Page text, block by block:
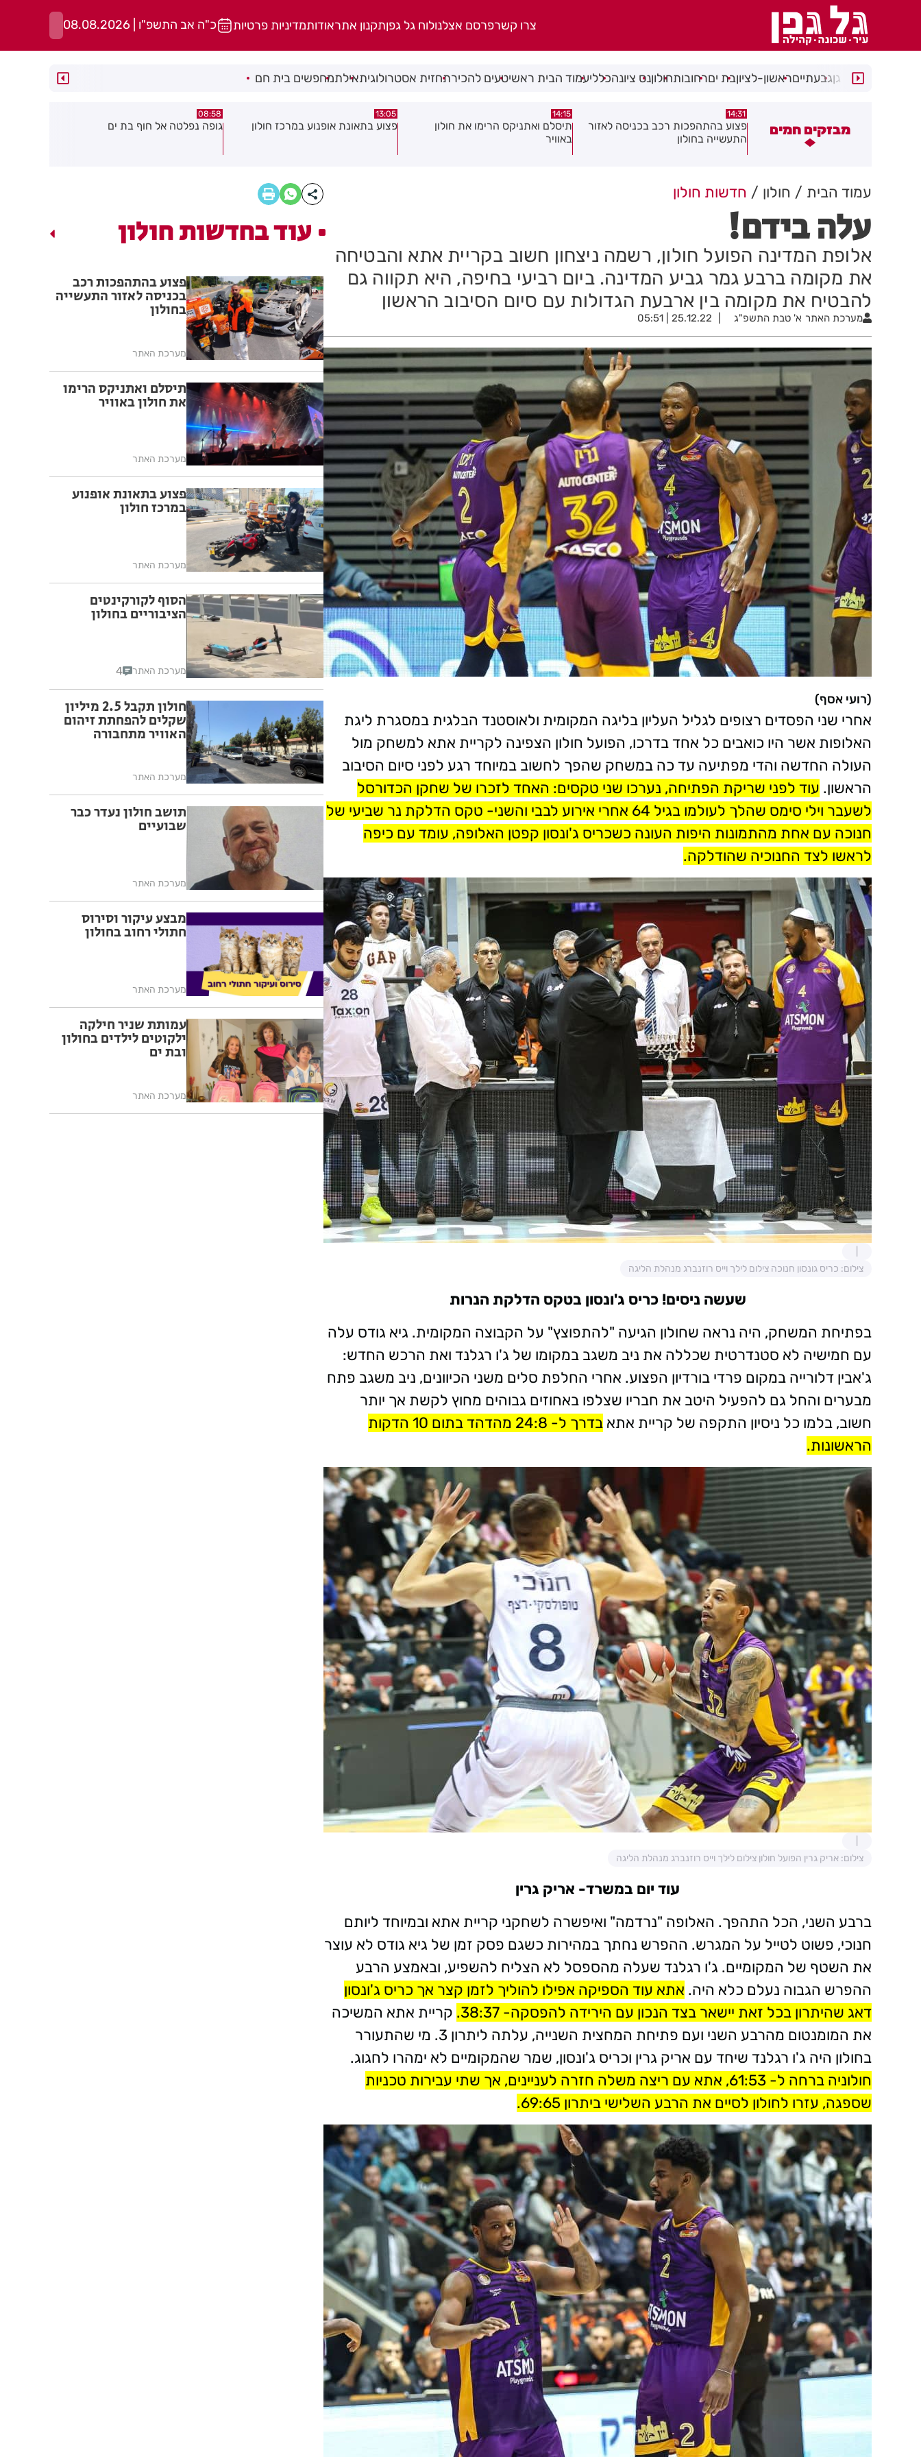
צרו קשרפרסם אצלנולוח גל גפןתקנון אתראודותמדיניות פרטיות כ"ה אב התשפ"ו | 08.08.2026
רמת גןגבעתייםראשון-לציוןבת יםרחובותחולוןנס ציונהכלליעמוד הבית ראשיטעים להכירתחזית אסטרולוגיתאילתמחפשים בית חם
מבזקים חמים
פצוע בהתהפכות רכב בכניסה לאזור
14:15
תיסלם ואתניקס הרימו את חולון
באוויר
13:05
פצוע בתאונת אופנוע במרכז חולון
08:58
גופה נפלטה אל חוף בת ים
08:29
חשד להצתה בשלושה מוקדים ברמת
עמוד הבית חולון חדשות חולון
עלה בידם!
אלופת המדינה הפועל חולון, רשמה ניצחון חשוב בקריית אתא והבטיחה
את מקומה ברבע גמר גביע המדינה. ביום רביעי בחיפה, היא תקווה גם
להבטיח את מקומה בין ארבעת הגדולות עם סיום הסיבוב הראשון
מערכת האתר א' טבת התשפ"ג 25.12.22 | 05:51
(רועי אסף)
אחרי שני הפסדים רצופים לגליל העליון בליגה המקומית ולאוסטנד הבלגית במסגרת ליגת
האלופות אשר היו כואבים כל אחד בדרכו, הפועל חולון הצפינה לקריית אתא למשחק מול
העולה החדשה והדי מפתיעה עד כה במשחק שהפך לחשוב במיוחד רגע לפני סיום הסיבוב
הראשון. עוד לפני שריקת הפתיחה, נערכו שני טקסים: האחד לזכרו של שחקן הכדורסל
לשעבר וילי סימס שהלך לעולמו בגיל 64 אחרי אירוע לבבי והשני- טקס הדלקת נר שביעי של
חנוכה עם אחת מהתמונות היפות העונה כשכריס ג'ונסון קפטן האלופה, עומד עם כיפה
לראשו לצד החנוכיה שהודלקה.
צילום: כריס גונסון חנוכה צילום לילך וייס רוזנברג מנהלת הליגה
שעשה ניסים! כריס ג'ונסון בטקס הדלקת הנרות
בפתיחת המשחק, היה נראה שחולון הגיעה "להתפוצץ" על הקבוצה המקומית. גיא גודס עלה
עם חמישיה לא סטנדרטית שכללה את ניב משגב במקומו של ג'ו רגלנד ואת הרכש החדש:
ג'אבין דלורייה במקום פרדי בורדיון הפצוע. אחרי החלפת סלים משני הכיוונים, ניב משגב פתח
מבערים והחל גם להפעיל היטב את חבריו שצלפו באחוזים גבוהים מחוץ לקשת אך יותר
חשוב, בלמו כל ניסיון התקפה של קריית אתא
בדרך ל- 24:8 מהדהד בתום 10 הדקות
הראשונות.
צילום: אריק גרין הפועל חולון צילום לילך וייס רוזנברג מנהלת הליגה
עוד יום במשרד- אריק גרין
ברבע השני, הכל התהפך. האלופה "נרדמה" ואיפשרה לשחקני קריית אתא ובמיוחד ליותם
חנוכי, פשוט לטייל על המגרש. ההפרש נחתך במהירות כשגם פסק זמן של גיא גודס לא עוצר
את השטף של המקומיים. ג'ו רגלנד שעלה מהספסל לא הצליח להשפיע, ובאמצע הרבע
ההפרש הגבוה נעלם כלא היה. אתא עוד הספיקה אפילו להוליך לזמן קצר אך כריס ג'ונסון
דאג שהיתרון בכל זאת יישאר בצד הנכון עם הירידה להפסקה- 38:37.
קריית אתא המשיכה
את המומנטום מהרבע השני ועם פתיחת המחצית השנייה, עלתה ליתרון 3. מי שהתעורר
בחולון היה ג'ו רגלנד שיחד עם אריק גרין וכריס ג'ונסון, שמר שהמקומיים לא ימהרו לחגוג.
חולוניה ברחה ל- 61:53, אתא עם ריצה משלה חזרה לעניינים, אך שתי עבירות טכניות
שספגה, עזרו לחולון לסיים את הרבע השלישי ביתרון 69:65.
עוד בחדשות חולון
פצוע בהתהפכות רכב
בכניסה לאזור התעשייה
בחולון
מערכת האתר
תיסלם ואתניקס הרימו
את חולון באוויר
מערכת האתר
פצוע בתאונת אופנוע
במרכז חולון
מערכת האתר
הסוף לקורקינטים
הציבוריים בחולון
מערכת האתר 4
חולון תקבל 2.5 מיליון
שקלים להפחתת זיהום
האוויר מתחבורה
מערכת האתר
תושב חולון נעדר כבר
שבועיים
מערכת האתר
מבצע עיקור וסירוס
חתולי רחוב בחולון
מערכת האתר
עמותת שניר חילקה
ילקוטים לילדים בחולון
ובת ים
מערכת האתר